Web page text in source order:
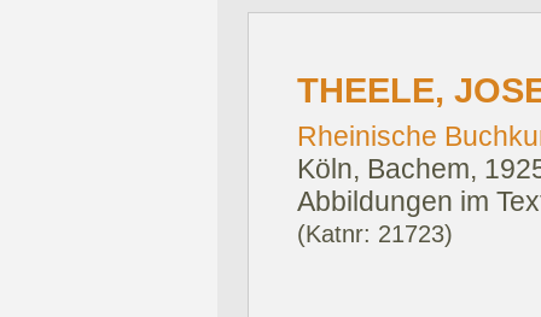
THEELE,
Rheinische
Köln, Bachem,
Abbildungen im
(Katnr: 21723)